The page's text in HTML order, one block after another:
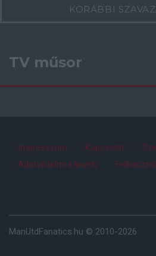
KORÁBBI
TV műsor
Impresszum Kapcsolat
Adatvédelmi irányelv
ManUtdFanatics.hu © 2010-2026